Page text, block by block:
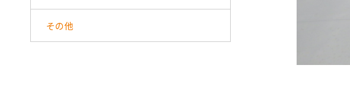
その他